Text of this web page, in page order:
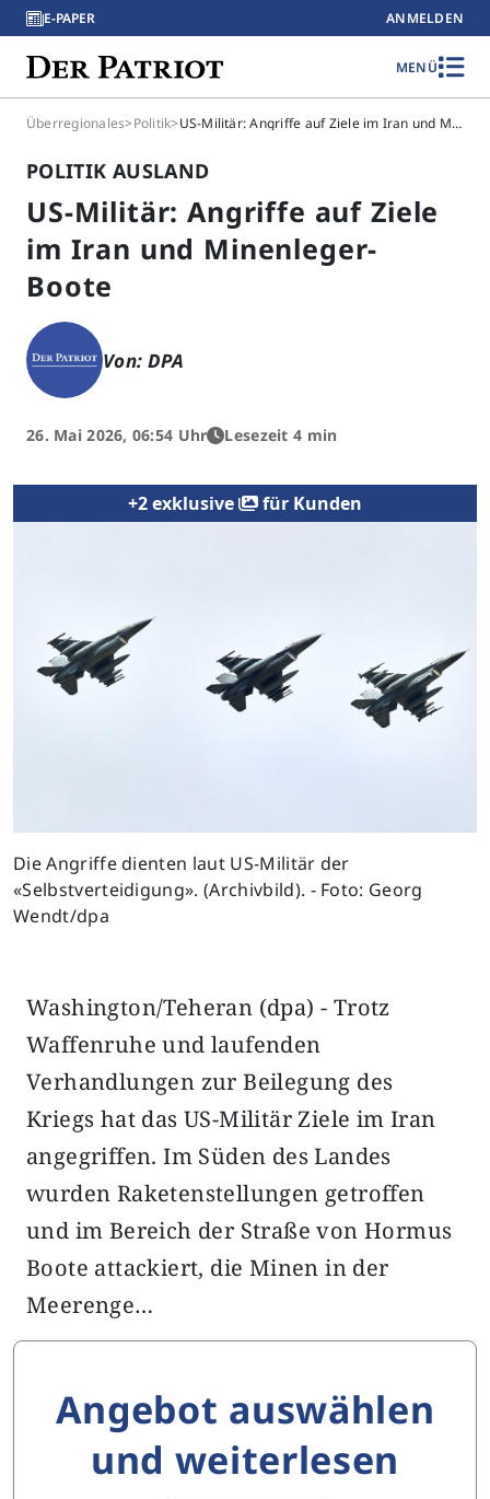
E-PAPER ANMELDEN
MENÜ
Überregionales>Politik> US-Militär: Angriffe auf Ziele im Iran und Minenleger-Boote
POLITIK AUSLAND
US-Militär: Angriffe auf Ziele
im Iran und Minenleger-
Boote
Von: DPA
26. Mai 2026, 06:54 Uhr Lesezeit 4 min
+2 exklusive für Kunden
Die Angriffe dienten laut US-Militär der
«Selbstverteidigung». (Archivbild). - Foto: Georg
Wendt/dpa
Washington/Teheran (dpa) - Trotz
Waffenruhe und laufenden
Verhandlungen zur Beilegung des
Kriegs hat das US-Militär Ziele im Iran
angegriffen. Im Süden des Landes
wurden Raketenstellungen getroffen
und im Bereich der Straße von Hormus
Boote attackiert, die Minen in der
Meerenge…
Angebot auswählen
und weiterlesen